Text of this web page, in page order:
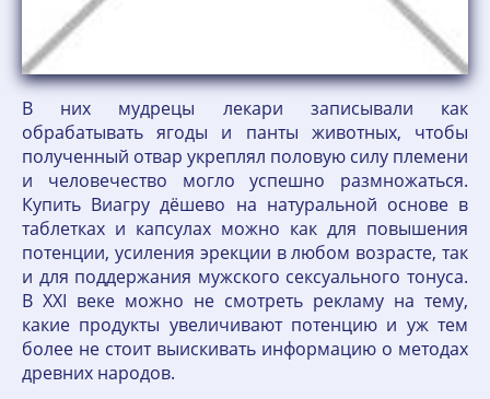
В них мудрецы лекари записывали как
обрабатывать ягоды и панты животных, чтобы
полученный отвар укреплял половую силу племени
и человечество могло успешно размножаться.
Купить Виагру дёшево на натуральной основе в
таблетках и капсулах можно как для повышения
потенции, усиления эрекции в любом возрасте, так
и для поддержания мужского сексуального тонуса.
В XXI веке можно не смотреть рекламу на тему,
какие продукты увеличивают потенцию и уж тем
более не стоит выискивать информацию о методах
древних народов.